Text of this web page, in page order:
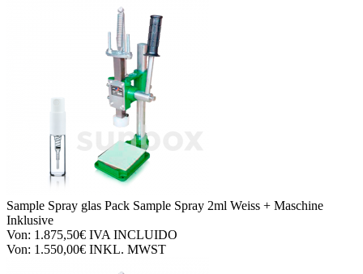
Sample Spray glas Pack Sample Spray 2ml Weiss + Maschine
Inklusive
Von: 1.875,50€ IVA INCLUIDO
Von: 1.550,00€ INKL. MWST